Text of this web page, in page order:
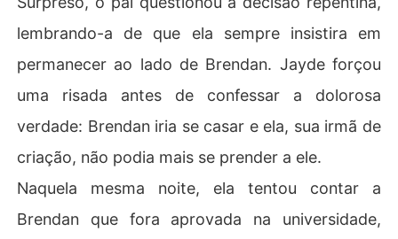
pedaços da carta, que ela remendou cuidadosamente.
O amor dela, contudo, não morreu, nem mesmo quando
ele levou Chloie Ellis para casa e lhe pediu que a chama
sse de "cunhada".
Agora, ela compreendia. Cabia a ela mesma apagar aqu
ele fogo. Precisava arrancar Brendan de seu coração.
lembrando-a de que ela sempre insistira em
permanecer ao lado de Brendan. Jayde forçou
uma risada antes de confessar a dolorosa
verdade: Brendan iria se casar e ela, sua irmã de
criação, não podia mais se prender a ele.
Naquela mesma noite, ela tentou contar a
Brendan que fora aprovada na universidade,